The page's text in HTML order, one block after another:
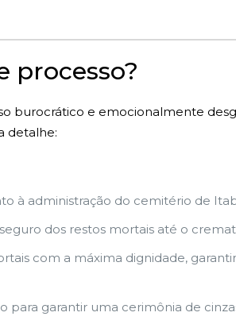
processo?
burocrático e emocionalmente
detalhe:
à administração do cemitério de
dos restos mortais até o
com a máxima dignidade,
garantir uma cerimônia de